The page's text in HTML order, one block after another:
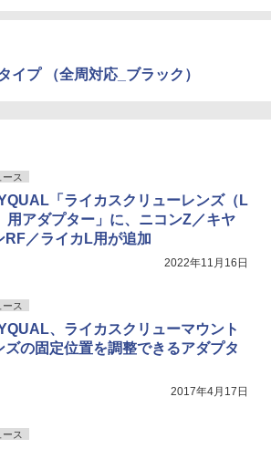
イプ （全周対応_ブラック）
ース
「ライカスクリューレンズ（L
用アダプター」に、ニコンZ／キヤ
RF／ライカL用が追加
2022年11月16日
ース
、ライカスクリューマウント
ズの固定位置を調整できるアダプタ
2017年4月17日
ース